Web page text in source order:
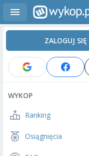
ZALOGUJ SIĘ
WYKOP
Ranking
Osiągnięcia